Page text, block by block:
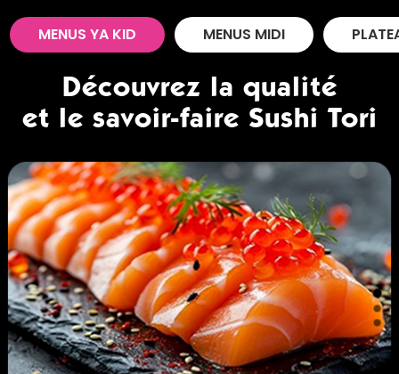
MENUS YA KID MENUS MIDI
Découvrez la qualité
et le savoir-faire Sushi Tori